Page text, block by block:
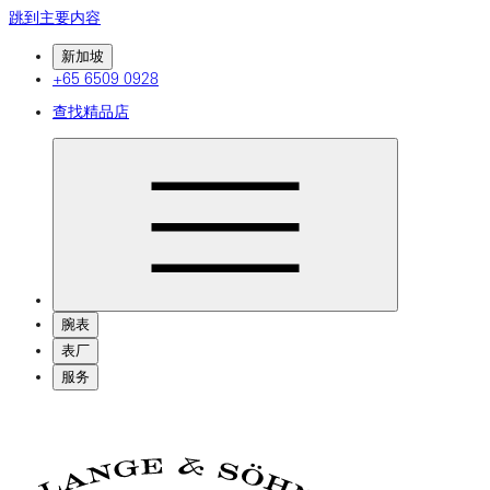
跳到主要内容
新加坡
+65 6509 0928
查找精品店
腕表
表厂
服务